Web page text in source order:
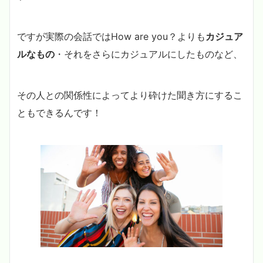
ですが実際の会話ではHow are you？よりも カジュア
ルなもの ・それをさらにカジュアルにしたものなど、
その人との関係性によってより砕けた聞き方にするこ
ともできるんです！